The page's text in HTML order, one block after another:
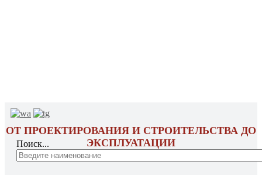
ОТ ПРОЕКТИРОВАНИЯ И СТРОИТЕЛЬСТВА ДО
ЭКСПЛУАТАЦИИ
Поиск...